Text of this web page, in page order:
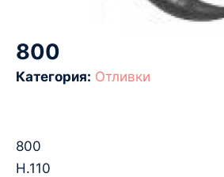
800
Категория: Отливки
800
­H.110